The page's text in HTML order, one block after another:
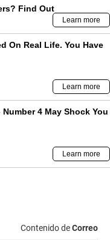
Contenido deCorreo